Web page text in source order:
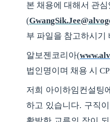
본 채용에 대해서 관
(
부 파일을 참고하시기
알보젠코리아(
법인명이며 채용 시
저희 아이하임컨설팅
하고 있습니다. 구직